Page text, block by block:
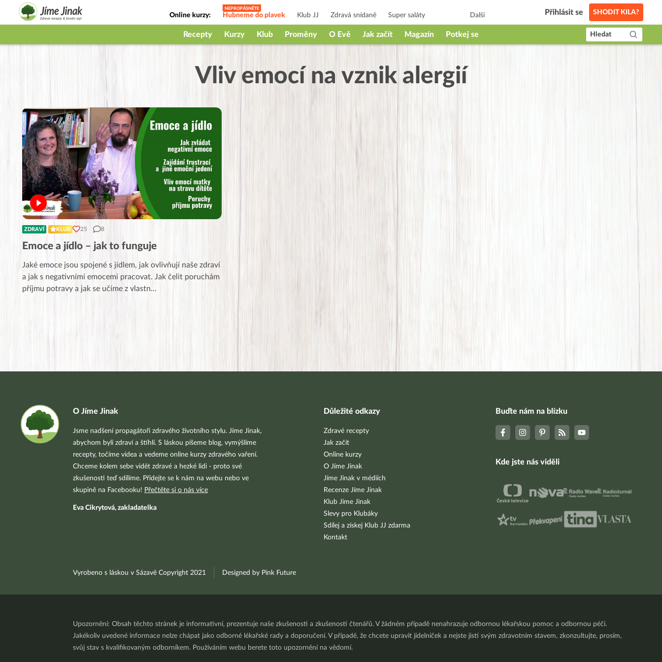
Online kurzy: Hubneme do plavek Klub JJ Zdravá snídaně Super saláty
Jak na babičky
Další Přihlásit se SHODIT KILA?
Recepty Kurzy Klub Proměny O Evě Jak začít Magazín Potkej se Hledat
Vliv emocí na vznik alergií
ZDRAVÍ KLUB 25 8
Emoce a jídlo – jak to funguje
Jaké emoce jsou spojené s jídlem, jak ovlivňují naše zdraví
a jak s negativními emocemi pracovat. Jak čelit poruchám
příjmu potravy a jak se učíme z vlastn...
O Jíme Jinak
Jsme nadšení propagátoři zdravého životního stylu. Jíme Jinak,
abychom byli zdraví a štíhlí. S láskou píšeme blog, vymýšlíme
recepty, točíme videa a vedeme online kurzy zdravého vaření.
Chceme kolem sebe vidět zdravé a hezké lidi - proto své
zkušenosti teď sdílíme. Přidejte se k nám na webu nebo ve
skupině na Facebooku! Přečtěte si o nás více
Eva Cikrytová, zakladatelka
Důležité odkazy
Zdravé recepty
Jak začít
Online kurzy
O Jíme Jinak
Jíme Jinak v médiích
Recenze Jíme Jinak
Klub Jíme Jinak
Slevy pro Klubáky
Sdílej a získej Klub JJ zdarma
Kontakt
Buďte nám na blízku
Kde jste nás viděli
Vyrobeno s láskou v Sázavě Copyright 2021 Designed by Pink Future
Upozornění: Obsah těchto stránek je informativní, prezentuje naše zkušenosti a zkušenosti čtenářů. V žádném případě nenahrazuje odbornou lékařskou pomoc a odbornou péči.
Jakékoliv uvedené informace nelze chápat jako odborné lékařské rady a doporučení. V případě, že chcete upravit jídelníček a nejste jistí svým zdravotním stavem, zkonzultujte, prosím,
svůj stav s kvalifikovaným odborníkem. Používáním webu berete toto upozornění na vědomí.